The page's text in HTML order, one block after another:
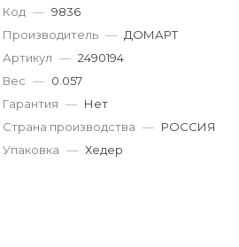
Код — 9836
Производитель — ДОМАРТ
Артикул — 2490194
Вес — 0.057
Гарантия — Нет
Страна производства — РОССИЯ
Упаковка — Хедер